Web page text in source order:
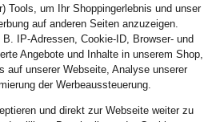
Tools, um Ihr Shoppingerlebnis und unser
auf anderen Seiten anzuzeigen.
IP-Adressen, Cookie-ID, Browser- und
Angebote und Inhalte in unserem Shop,
auf unserer Webseite, Analyse unserer
der Werbeaussteuerung.
und direkt zur Webseite weiter zu